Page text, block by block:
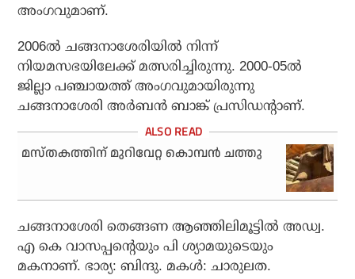
അംഗവുമാണ്.
2006ൽ ചങ്ങനാശേരിയിൽ നിന്ന്
നിയമസഭയിലേക്ക് മത്സരിച്ചിരുന്നു. 2000-05ൽ
ജില്ലാ പഞ്ചായത്ത് അംഗവുമായിരുന്നു
ചങ്ങനാശേരി അർബൻ ബാങ്ക് പ്രസിഡൻ്റാണ്.
മസ്തകത്തിന് മുറിവേറ്റ കൊമ്പൻ ചത്തു
ചങ്ങനാശേരി തെങ്ങണ ആഞ്ഞിലിമൂട്ടിൽ അഡ്വ.
എ കെ വാസപ്പന്റെയും പി ശ്യാമയുടെയും
മകനാണ്. ഭാര്യ: ബിന്ദു. മകൾ: ചാരുലത.